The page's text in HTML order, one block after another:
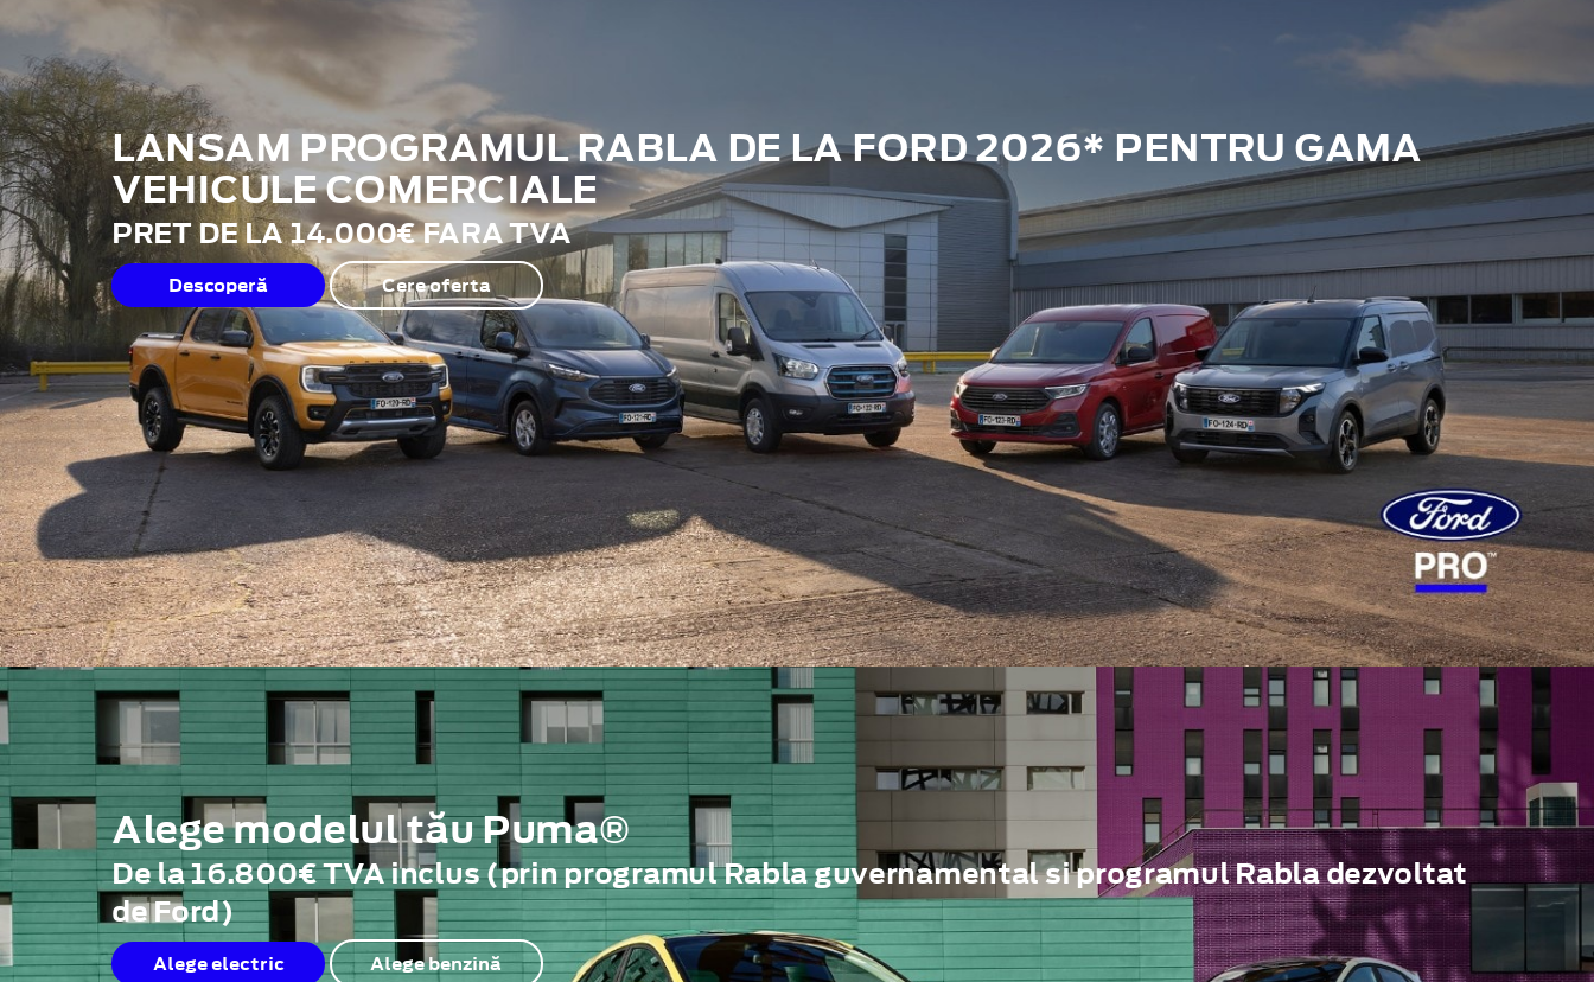
LANSAM PROGRAMUL RABLA DE LA FORD 2026* PENTRU GAMA
VEHICULE COMERCIALE
PRET DE LA 14.000€ FARA TVA
Descoperă Cere oferta
Alege modelul tău Puma®
De la 16.800€ TVA inclus (prin programul Rabla guvernamental si programul Rabla dezvoltat
de Ford)
Alege electric Alege benzină